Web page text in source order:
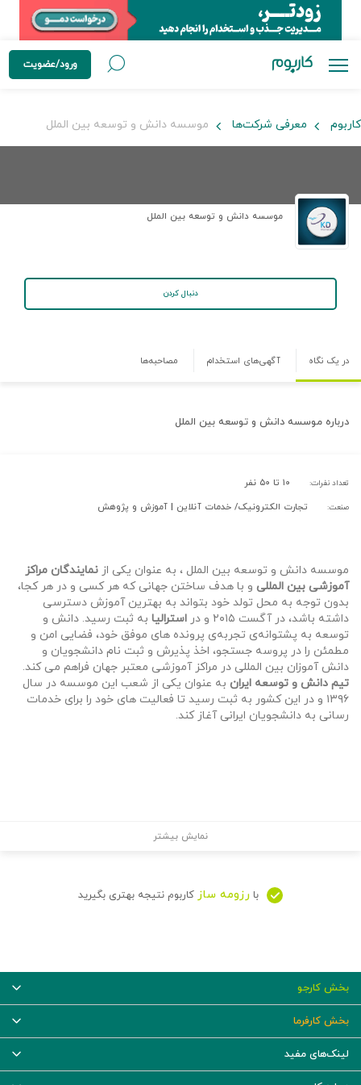
ورود/عضویت
کاربوم معرفی شرکت‌ها موسسه دانش و توسعه بین الملل
موسسه دانش و توسعه بین الملل
دنبال کردن
در یک نگاه آگهی‌های استخدام مصاحبه‌ها
درباره موسسه دانش و توسعه بین الملل
تعداد نفرات: ۱۰ تا ۵۰ نفر
صنعت: تجارت الکترونیک/ خدمات آنلاین | آموزش و پژوهش
موسسه دانش و توسعه بین الملل ، به عنوان یکی از نمایندگان مراکز
آموزشی بین المللی و با هدف ساختن جهانی که هر کسی و در هر کجا،
بدون توجه به محل تولد خود بتواند به بهترین آموزش دسترسی
داشته باشد، در آگست ۲۰۱۵ و در
استرالیا به ثبت رسید. دانش و
توسعه به پشتوانه‌ی تجربه‌ی پرونده های موفق خود، فضایی امن و
مطمئن را در پروسه جستجو، اخذ پذیرش و ثبت نام دانشجویان و
دانش آموزان بین المللی در مراکز آموزشی معتبر جهان فراهم می کند.
تیم دانش و توسعه ایران به عنوان یکی از شعب این موسسه در سال
۱۳۹۶ و در این کشور به ثبت رسید تا فعالیت های خود را برای خدمات
رسانی به دانشجویان ایرانی آغاز کند.
نمایش بیشتر
با رزومه ساز کاربوم نتیجه بهتری بگیرید
بخش کارجو
بخش کارفرما
لینک‌های مفید